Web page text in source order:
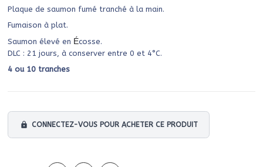
Plaque de saumon fumé tranché à la main.
Fumaison à plat.
Saumon élevé en Écosse.
DLC : 21 jours, à conserver entre 0 et 4°C.
4 ou 10 tranches
lock CONNECTEZ-VOUS POUR ACHETER CE PRODUIT